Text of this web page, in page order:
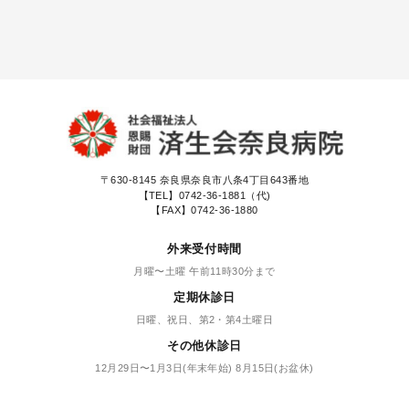
〒630-8145 奈良県奈良市八条4丁目643番地
【TEL】 0742-36-1881（代)
【FAX】0742-36-1880
外来受付時間
月曜〜土曜 午前11時30分まで
定期休診日
日曜、祝日、第2・第4土曜日
その他休診日
12月29日〜1月3日(年末年始) 8月15日(お盆休)